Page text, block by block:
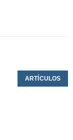
ARTÍCULOS